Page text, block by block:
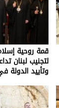
قمة روحية
لتجنيب لبنان
وتأييد